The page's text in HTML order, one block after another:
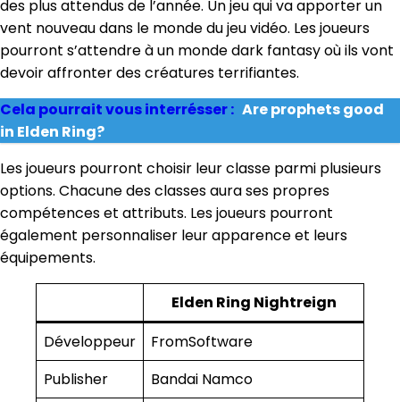
des plus attendus de l’année. Un jeu qui va apporter un
vent nouveau dans le monde du jeu vidéo. Les joueurs
pourront s’attendre à un monde dark fantasy où ils vont
devoir affronter des créatures terrifiantes.
Cela pourrait vous interrésser : Are prophets good
in Elden Ring?
Les joueurs pourront choisir leur classe parmi plusieurs
options. Chacune des classes aura ses propres
compétences et attributs. Les joueurs pourront
également personnaliser leur apparence et leurs
équipements.
Elden Ring Nightreign
Développeur
FromSoftware
Publisher
Bandai Namco